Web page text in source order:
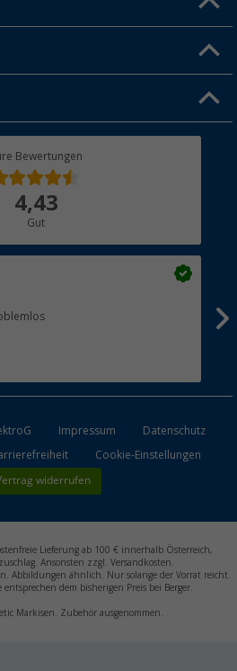
Bewertungen
4,43
Gut
Impressum
Datenschutz
Cookie-Einstellungen
widerrufen
Lieferung ab 100 € innerhalb Österreich,
Ansonsten zzgl. Versandkosten.
Abbildungen ähnlich. Nur solange der Vorrat reicht.
dem bisherigen Preis bei Berger.
Markisen. Zubehör ausgenommen.